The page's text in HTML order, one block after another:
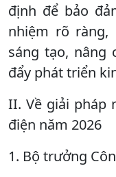
định để bảo
nhiệm rõ ràng,
sáng tạo, nâng
đẩy phát triển
II. Về giải pháp
điện năm 2026
1. Bộ trưởng